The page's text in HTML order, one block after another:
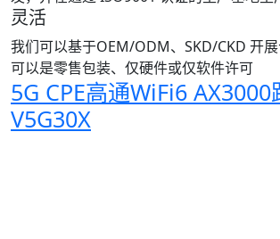
灵活
我们可以基于OEM/ODM、SKD/CKD 开
可以是零售包装、仅硬件或仅软件许可
5G CPE高通WiFi6
V5G30X